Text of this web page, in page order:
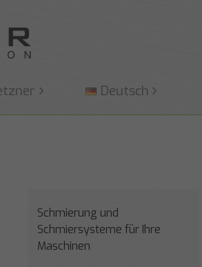
Deutsch
Schmierung und
Schmiersysteme für Ihre
Maschinen